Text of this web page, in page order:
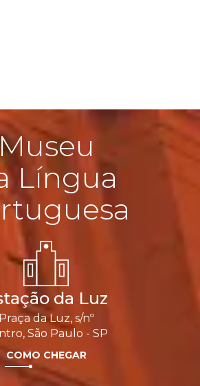
Língua
da Luz
Praça da Luz, s/nº
São Paulo - SP
COMO CHEGAR